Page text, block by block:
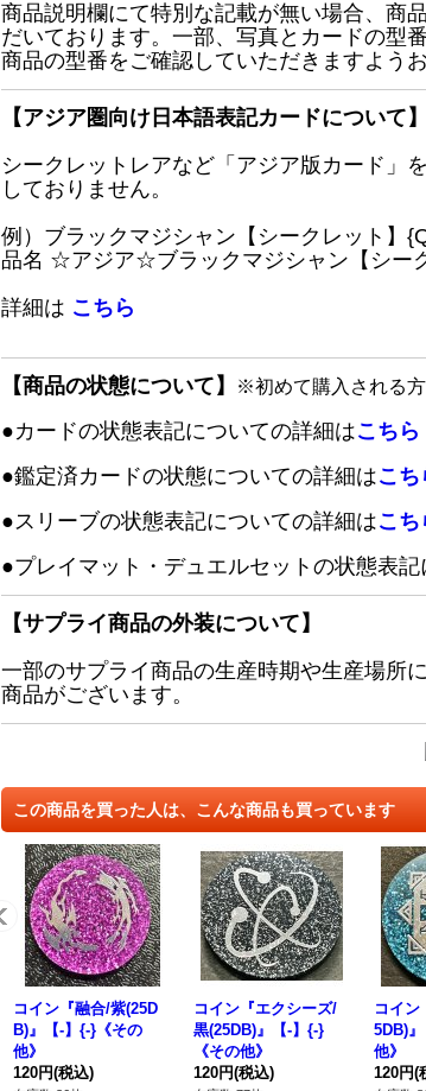
商品説明欄にて特別な記載が無い場合、商
だいております。一部、写真とカードの型
商品の型番をご確認していただきますよう
【アジア圏向け日本語表記カードについて】
シークレットレアなど「アジア版カード」
しておりません。
例）ブラックマジシャン【シークレット】
品名 ☆アジア☆ブラックマジシャン【シー
詳細は こちら
【商品の状態について】 ※初めて購入される方
●カードの状態表記についての詳細はこちら
●鑑定済カードの状態についての詳細はこち
●スリーブの状態表記についての詳細はこち
●プレイマット・デュエルセットの状態表
【サプライ商品の外装について】
一部のサプライ商品の生産時期や生産場所
商品がございます。
この商品を買った人は、こんな商品も買っています
コイン『融合/紫(25D
B)』【-】{-}《その
他》
120円(税込)
コイン『エクシーズ/
黒(25DB)』【-】{-}
《その他》
120円(税込)
コイン
5DB)
他》
120円(